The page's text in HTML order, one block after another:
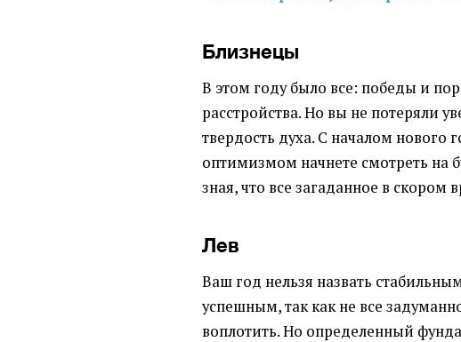
Близнецы
В этом году было все: победы и
расстройства. Но вы не потеряли
твердость духа. С началом нового
оптимизмом начнете смотреть на
зная, что все загаданное в скором
Лев
Ваш год нельзя назвать
успешным, так как не все
воплотить. Но определенный